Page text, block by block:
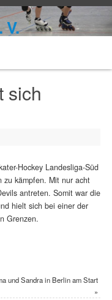
sich
Hockey Landesliga-Süd
zu kämpfen. Mit nur acht
antreten. Somit war die
hielt sich bei einer der
Grenzen.
und Sandra in Berlin am Start
»